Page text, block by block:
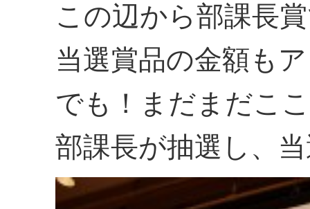
この辺から部課長
当選賞品の金額も
でも！まだまだこ
部課長が抽選し、